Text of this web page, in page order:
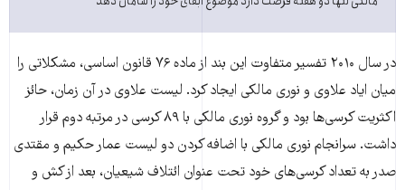
در سال ۲۰۱۰ تفسیر متفاوت این بند از ماده ۷۶ قانون اساسی، مشکلاتی را
میان ایاد علاوی و نوری مالکی ایجاد کرد. لیست علاوی در آن زمان، حائز
اکثریت کرسی‌ها بود و گروه نوری مالکی با ۸۹ کرسی در مرتبه دوم قرار
داشت. سرانجام نوری مالکی با اضافه کردن دو لیست عمار حکیم و مقتدی
صدر به تعداد کرسی‌های خود تحت عنوان ائتلاف شیعیان، بعد از کش و